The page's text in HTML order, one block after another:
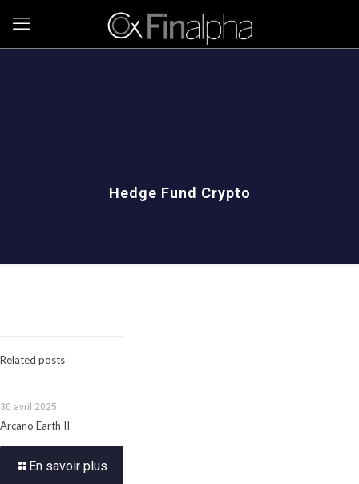
Hedge Fund Crypto
Related posts
30 avril 2025
Arcano Earth II
En savoir plus